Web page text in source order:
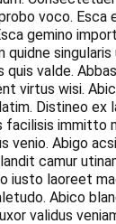
voco. Esca
gemino
quidne
quis valde.
virtus wisi.
Distineo ex
facilisis immitto
venio. Abigo
camur
iusto laoreet
Abico
validus